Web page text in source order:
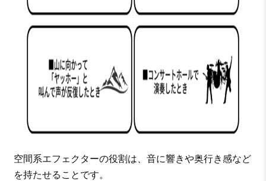
空間系エフェクターの役割は、音に響きや奥行き感など
を持たせることです。